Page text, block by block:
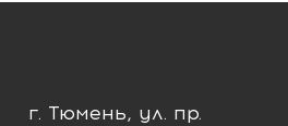
г. Тюмень, ул. пр.